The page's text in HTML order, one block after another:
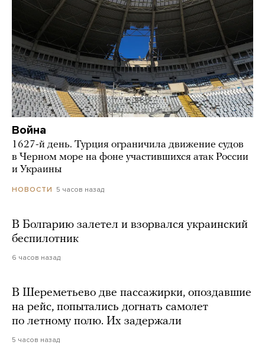
Война
1627-й день. Турция ограничила движение судов
в Черном море на фоне участившихся атак России
и Украины
НОВОСТИ 5 часов назад
В Болгарию залетел и взорвался украинский
беспилотник
6 часов назад
В Шереметьево две пассажирки, опоздавшие
на рейс, попытались догнать самолет
по летному полю. Их задержали
5 часов назад